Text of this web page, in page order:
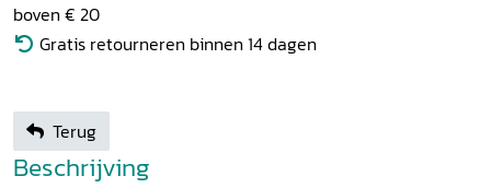
boven € 20
Gratis retourneren binnen 14 dagen
Terug
Beschrijving